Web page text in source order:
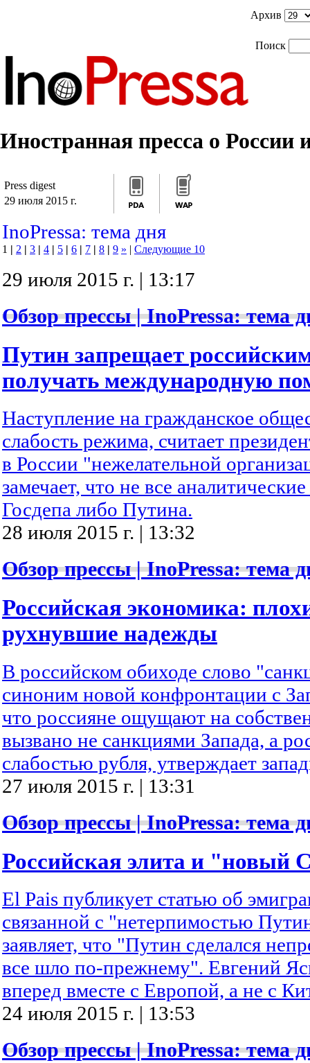
Архив
Поиск
Иностранная пресса о России
Press digest
29 июля 2015 г.
InoPressa: тема дня
1 | 2 | 3 | 4 | 5 | 6 | 7 | 8 | 9 » | Следующие 10
29 июля 2015 г. | 13:17
Обзор прессы | InoPressa: тема
Путин запрещает
получать международную
Наступление на гражданское
слабость режима, считает
в России "нежелательной
замечает, что не все
Госдепа либо Путина.
28 июля 2015 г. | 13:32
Обзор прессы | InoPressa: тема
Российская экономика:
рухнувшие надежды
В российском обиходе слово
синоним новой конфронтации с
что россияне ощущают на
вызвано не санкциями Запада, а
слабостью рубля, утверждает
27 июля 2015 г. | 13:31
Обзор прессы | InoPressa: тема
Российская элита и "новый
El Pais публикует статью об
связанной с "нетерпимостью
заявляет, что "Путин сделался
все шло по-прежнему". Евгений
вперед вместе с Европой, а не с
24 июля 2015 г. | 13:53
Обзор прессы | InoPressa: тема